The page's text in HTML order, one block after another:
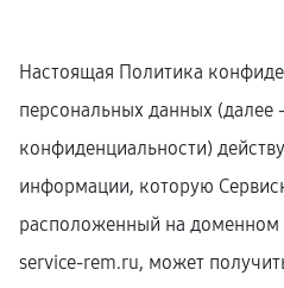
Настоящая Политика
персональных данных (далее
конфиденциальности)
информации, которую
расположенный на доменном
service-rem.ru, может